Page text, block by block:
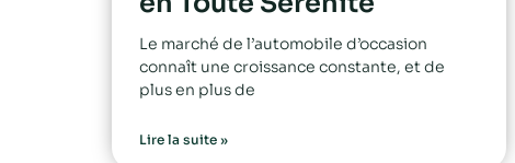
Le marché de l’automobile d’occasion
connaît une croissance constante, et de
plus en plus de
Lire la suite »